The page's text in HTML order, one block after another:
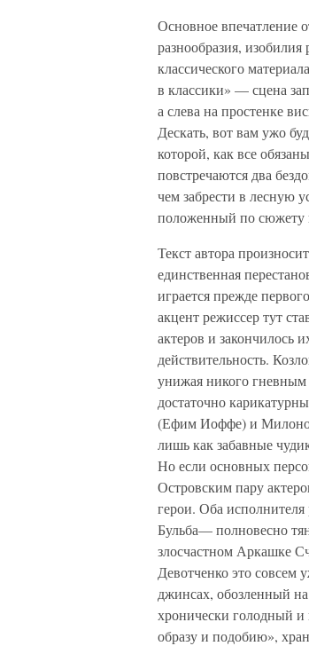
Основное впечатление
разнообразия,
классического
в классики» — сцена
а слева на простенке
Дескать, вот вам ужо
которой, как все
повстречаются два
чем забрести в лесную
положенный по сюжету
Текст автора
единственная
играется прежде
акцент режиссер тут
актеров и закончилось
действительность.
унижая никого гневным
достаточно
(Ефим Иоффе) и
лишь как забавные
Но если основных
Островским пару
герои. Оба
Бульба— полновесно
злосчастном Аркашке
Девотченко это
джинсах, обозленный
хронически голодный
образу и подобию»,